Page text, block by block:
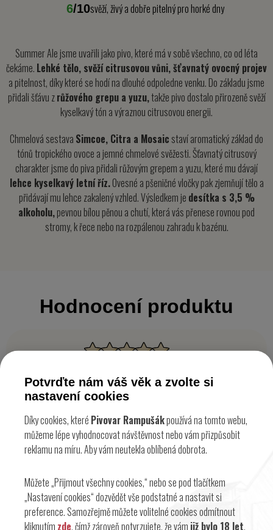
6/10svěží, živý a dobře pitelný pro horké dny
Summer Ale jsme uvařili jako pivo, které má v sobě všechno, co od léta
čekáme. Lehké tělo, svěží citrusovou vůni, šťavnatý ovocný projev
a pitelnost, díky které se hodí na dlouhé odpoledne venku. Do základu jsme
přidali šťávu zrůžového grepu a yuzu,takže pivo dostalo přirozeně svěží
kyselkavý tón a výraznou citrusovou energii.
Chmelová sestava Simcoe, Citra a Mosaicstaví aromatický základ do
tónů tropického ovoce a jemné chmelové svěžesti. Šťavnatý citrusový
charakter jsme do piva přidali růžovým grepem a yuzu, které mu dávají
lehce kyselkavý letní říz.Ovesné a pšeničné vločky pak zjemňují tělo a
přidávají mu lehce zakalený vzhled. Výsledkem je desítka s 3,5 %
alkoholu,pevnou bílou pěnou a chutí, která vás přenese rovnou pod
stromy, k řece nebo na rozpálenou zahradu k bazénu.
Hodnocení produktu
Tento produkt zatím nemá žádné hodnocení.Buďte první, kdo ho
ohodnotí!
Přidat hodnocení
Informace o dopravě
Potvrďte nám váš věk a zvolte si
nastavení cookies
Díky cookies, které Pivovar Rampušákpoužívá na tomto webu,
můžeme lépe vyhodnocovat návštěvnost nebo vám přizpůsobit
reklamu na míru. Aby vám neutekla oblíbená dobrota.
Můžete „Přijmout všechny cookies,“ nebo se pod tlačítkem
„Nastavení cookies“ dozvědět vše podstatné a nastavit si
preference. Samozřejmě můžete volitelné cookies odmítnout
kliknutím zde, čímž zároveň potvrzujete, že vám již bylo 18 let.